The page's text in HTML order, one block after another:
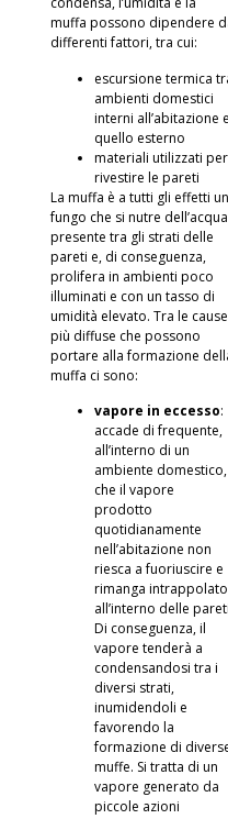
muffa possono dipendere
differenti fattori, tra cui:
escursione termica
ambienti domestici
interni all’abitazione e
quello esterno
materiali utilizzati per
rivestire le pareti
La muffa è a tutti gli effetti un
fungo che si nutre dell’acqua
presente tra gli strati delle
pareti e, di conseguenza,
prolifera in ambienti poco
illuminati e con un tasso di
umidità elevato. Tra le cause
più diffuse che possono
portare alla formazione
muffa ci sono:
vapore in eccesso:
accade di frequente,
all’interno di un
ambiente domestico,
che il vapore
prodotto
quotidianamente
nell’abitazione non
riesca a fuoriuscire e
rimanga intrappolato
all’interno delle
Di conseguenza, il
vapore tenderà a
condensandosi tra i
diversi strati,
inumidendoli e
favorendo la
formazione di
muffe. Si tratta di un
vapore generato da
piccole azioni